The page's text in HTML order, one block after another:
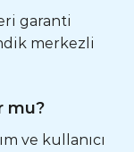
garanti
merkezli
mu?
ve kullanıcı